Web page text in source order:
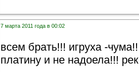
7 марта 2011 года в 00:02
всем брать!!! игруха -
платину и не надоела!!!